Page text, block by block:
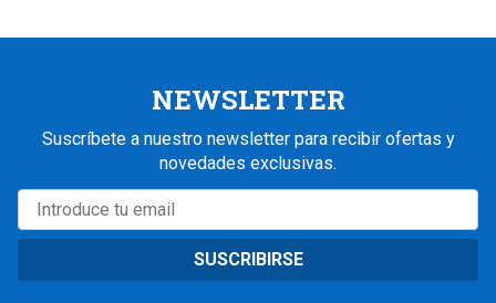
NEWSLETTER
Suscríbete a nuestro newsletter para recibir ofertas y
novedades exclusivas.
SUSCRIBIRSE